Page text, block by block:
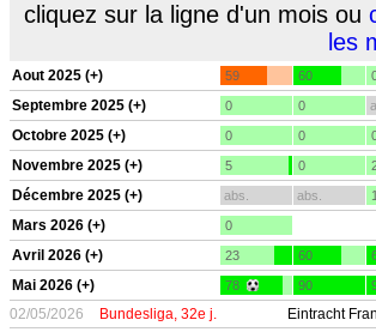
cliquez sur la ligne d'un mois ou
les
Aout 2025 (+) 59 60
Septembre 2025 (+) 0 0
Octobre 2025 (+) 0 0
Novembre 2025 (+) 5 0
Décembre 2025 (+) abs. abs.
Mars 2026 (+) 0
Avril 2026 (+) 23 60
Mai 2026 (+) 78 90
02/05/2026 Bundesliga, 32e j. Eintracht